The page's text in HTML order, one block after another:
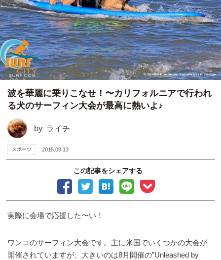
波を華麗に乗りこなせ！〜カリフォルニアで行われ
る犬のサーフィン大会が最高に熱いよ♪
by ライチ
スポーツ 2015.09.13
この記事をシェアする
実際に会場で応援した〜い！
ワンコのサーフィン大会です。主に米国でいくつかの大会が
開催されていますが、大きいのは8月開催の”Unleashed by